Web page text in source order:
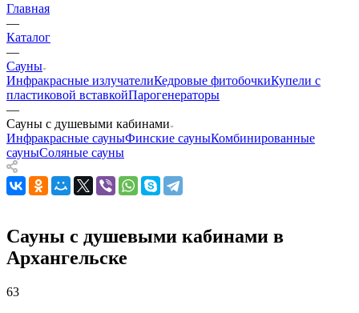
Главная
—
Каталог
—
Сауны
Инфракрасные излучателиКедровые фитобочкиКупели с
пластиковой вставкойПарогенераторы
—
Сауны с душевыми кабинами
Инфракрасные сауныФинские сауныКомбинированные
сауныСоляные сауны
Сауны с душевыми кабинами в
Архангельске
63